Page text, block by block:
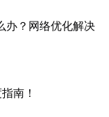
办？网络优化解决
南！